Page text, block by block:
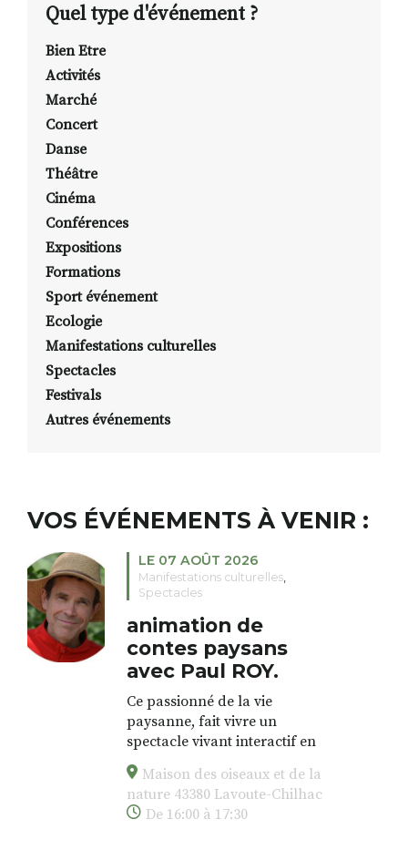
Quel type d'événement ?
Bien Etre
Activités
Marché
Concert
Danse
Théâtre
Cinéma
Conférences
Expositions
Formations
Sport événement
Ecologie
Manifestations culturelles
Spectacles
Festivals
Autres événements
VOS ÉVÉNEMENTS À VENIR :
LE 07 AOÛT 2026
Manifestations culturelles
Spectacles
animation de
contes paysans
avec Paul ROY.
Ce passionné de la vie
paysanne, fait vivre un
spectacle vivant interactif en
proposant une animation dans
l’esprit des veillées, en
chansons, en contes, à partir de
vieux outils de la paysannerie,
Maison des oiseaux et de la
nature 43380 Lavoute-Chilhac
De 16:00 à 17:30